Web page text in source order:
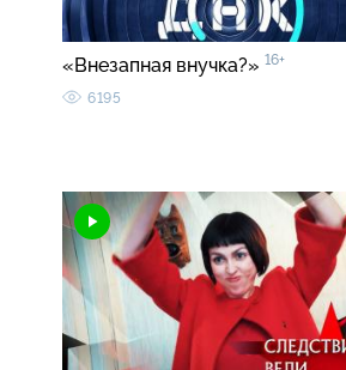
«Внезапная внучка?» 16+
6195